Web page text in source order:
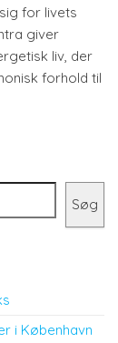
for livets
giver
liv, der
forhold til
Søg
i København